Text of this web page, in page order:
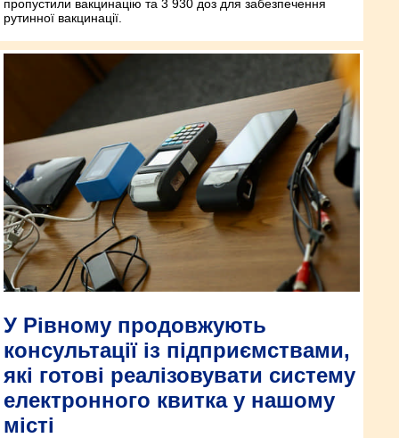
пропустили вакцинацію та 3 930 доз для забезпечення
рутинної вакцинації.
У Рівному продовжують
консультації із підприємствами,
які готові реалізовувати систему
електронного квитка у нашому
місті